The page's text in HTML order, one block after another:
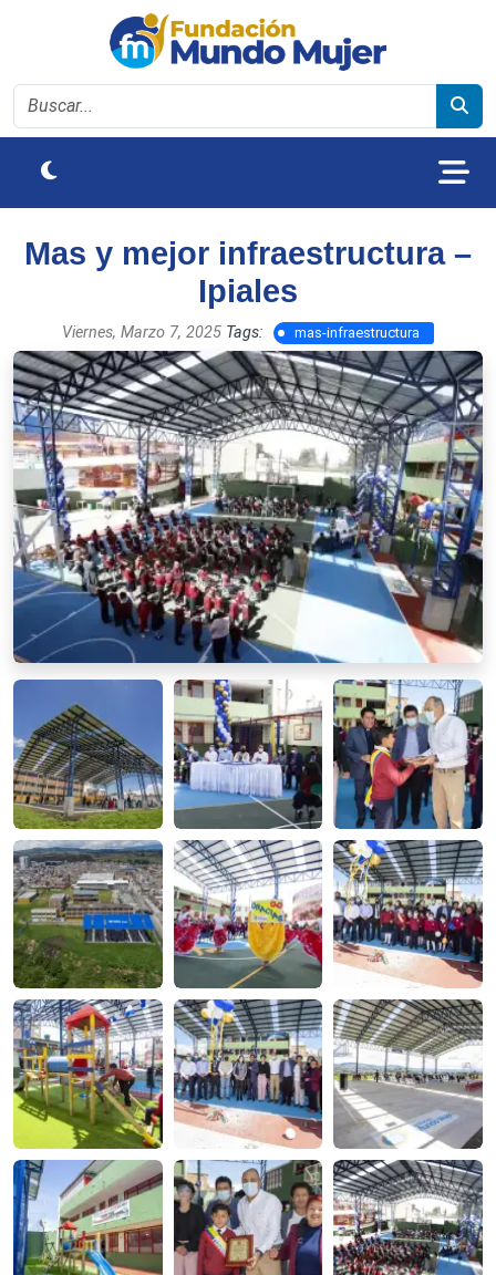
Mas y mejor infraestructura –
Ipiales
Viernes, Marzo 7, 2025 Tags: mas-infraestructura